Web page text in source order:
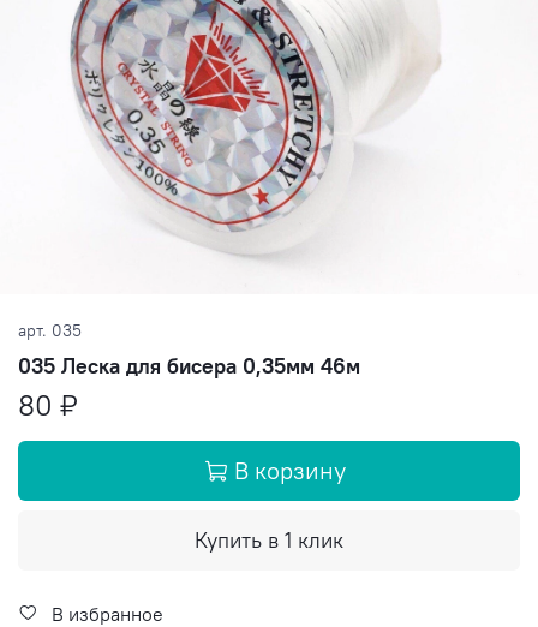
арт. 035
035 Леска для бисера 0,35мм 46м
80 ₽
В корзину
Купить в 1 клик
В избранное